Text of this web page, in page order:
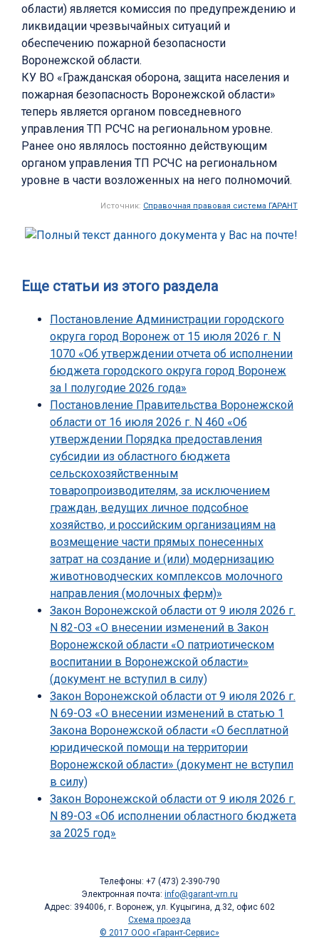
области) является комиссия по предупреждению и
ликвидации чрезвычайных ситуаций и
обеспечению пожарной безопасности
Воронежской области.
КУ ВО «Гражданская оборона, защита населения и
пожарная безопасность Воронежской области»
теперь является органом повседневного
управления ТП РСЧС на региональном уровне.
Ранее оно являлось постоянно действующим
органом управления ТП РСЧС на региональном
уровне в части возложенных на него полномочий.
Источник: Справочная правовая система ГАРАНТ
Еще статьи из этого раздела
Постановление Администрации городского
округа город Воронеж от 15 июля 2026 г. N
1070 «Об утверждении отчета об исполнении
бюджета городского округа город Воронеж
за I полугодие 2026 года»
Постановление Правительства Воронежской
области от 16 июля 2026 г. N 460 «Об
утверждении Порядка предоставления
субсидии из областного бюджета
сельскохозяйственным
товаропроизводителям, за исключением
граждан, ведущих личное подсобное
хозяйство, и российским организациям на
возмещение части прямых понесенных
затрат на создание и (или) модернизацию
животноводческих комплексов молочного
направления (молочных ферм)»
Закон Воронежской области от 9 июля 2026 г.
N 82-ОЗ «О внесении изменений в Закон
Воронежской области «О патриотическом
воспитании в Воронежской области»
(документ не вступил в силу)
Закон Воронежской области от 9 июля 2026 г.
N 69-ОЗ «О внесении изменений в статью 1
Закона Воронежской области «О бесплатной
юридической помощи на территории
Воронежской области» (документ не вступил
в силу)
Закон Воронежской области от 9 июля 2026 г.
N 89-ОЗ «Об исполнении областного бюджета
за 2025 год»
Телефоны: +7 (473) 2-390-790
Электронная почта: info@garant-vrn.ru
Адрес: 394006, г. Воронеж, ул. Куцыгина, д.32, офис 602
Схема проезда
© 2017 ООО «Гарант-Сервис»